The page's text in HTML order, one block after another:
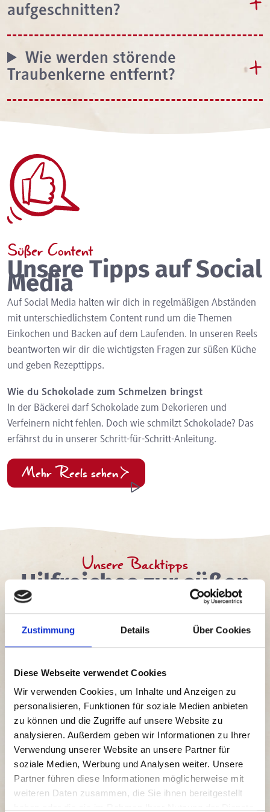
Zustimmung Details Über Cookies
Diese Webseite verwendet Cookies
Wir verwenden Cookies, um Inhalte und Anzeigen zu
personalisieren, Funktionen für soziale Medien anbieten
zu können und die Zugriffe auf unsere Website zu
analysieren. Außerdem geben wir Informationen zu Ihrer
Verwendung unserer Website an unsere Partner für
soziale Medien, Werbung und Analysen weiter. Unsere
Partner führen diese Informationen möglicherweise mit
weiteren Daten zusammen, die Sie ihnen bereitgestellt
aufgeschnitten?
Wie werden störende
Traubenkerne entfernt?
Süßer Content
Unsere Tipps auf Social
Media
Auf Social Media halten wir dich in regelmäßigen Abständen
mit unterschiedlichstem Content rund um die Themen
Einkochen und Backen auf dem Laufenden. In unseren Reels
beantworten wir dir die wichtigsten Fragen zur süßen Küche
und geben Rezepttipps.
Wie du Schokolade zum Schmelzen bringst
In der Bäckerei darf Schokolade zum Dekorieren und
Verfeinern nicht fehlen. Doch wie schmilzt Schokolade? Das
erfährst du in unserer Schritt-für-Schritt-Anleitung.
Mehr Reels sehen
Unsere Backtipps
Hilfreiches zur süßen
Ob fluffige Kuchen oder feine Cremes – in diesem Bereich
möchten wir wertvolles Wissen zur süßen Küche mit dir
teilen.
Wie wird Schokolade
geschmolzen?
Wie kann verhindert werden,
dass Mandeln oder Früchte im Teig
absinken?